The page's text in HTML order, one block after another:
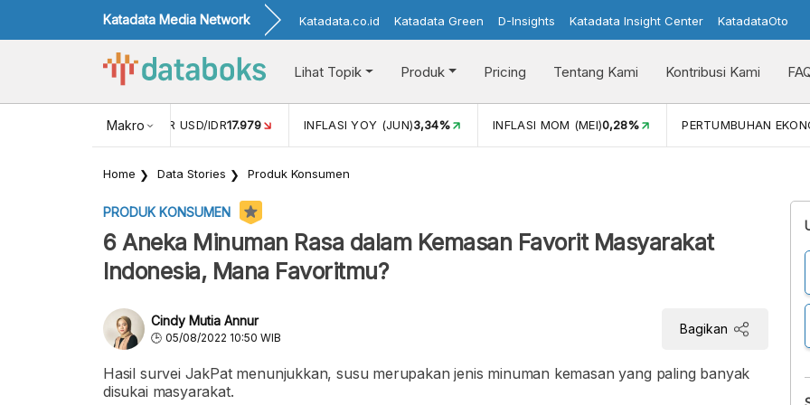
Katadata Media Network Katadata.co.id Katadata Green D-Insights Katadata Insight Center KatadataOto
Lihat Topik Produk Pricing Tentang Kami Kontribusi Kami
Makro
NILAI TUKAR USD/IDR17.979 INFLASI YOY (JUN)3,34% INFLASI MOM (MEI)0,28% PERTUMBUHAN
Home Data Stories Produk Konsumen
PRODUK KONSUMEN
6 Aneka Minuman Rasa dalam Kemasan Favorit Masyarakat
Indonesia, Mana Favoritmu?
Cindy Mutia Annur
05/08/2022 10:50 WIB
Bagikan
Hasil survei JakPat menunjukkan, susu merupakan jenis minuman kemasan yang paling banyak
disukai masyarakat.